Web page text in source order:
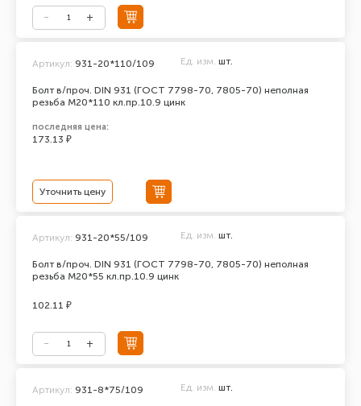
Болт в/проч. DIN 931 (ГОСТ 7798-70, 7805-70) неполная
резьба М20*110 кл.пр.10.9 цинк
Артикул: 931-20*110/109 Ед. изм. шт.
последняя цена:
173.13 ₽
Уточнить цену
Болт в/проч. DIN 931 (ГОСТ 7798-70, 7805-70) неполная
резьба М20*55 кл.пр.10.9 цинк
Артикул: 931-20*55/109 Ед. изм. шт.
102.11 ₽
Артикул: 931-8*75/109 Ед. изм. шт.